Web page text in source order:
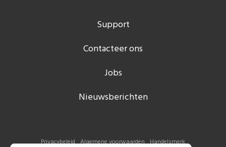
Support
Contacteer ons
Jobs
Nieuwsberichten
Privacybeleid Algemene voorwaarden Handelsmerk